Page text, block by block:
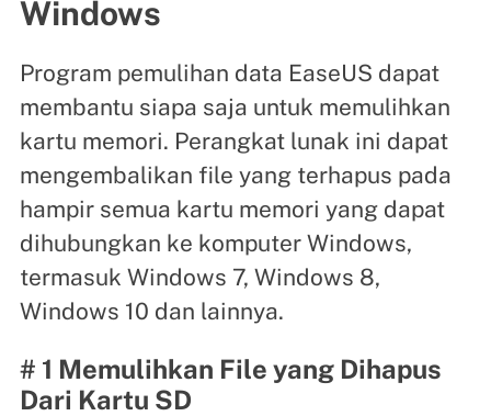
Windows
Program pemulihan data EaseUS dapat
membantu siapa saja untuk memulihkan
kartu memori. Perangkat lunak ini dapat
mengembalikan file yang terhapus pada
hampir semua kartu memori yang dapat
dihubungkan ke komputer Windows,
termasuk Windows 7, Windows 8,
Windows 10 dan lainnya.
# 1 Memulihkan File yang Dihapus
Dari Kartu SD